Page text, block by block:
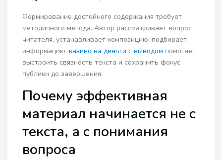
Формирование достойного содержания требует
методичного метода. Автор рассматривает вопрос
читателя, устанавливает композицию, подбирает
информацию.казино на деньги с выводом помогает
выстроить связность текста и сохранить фокус
публики до завершения.
Почему эффективная
материал начинается не с
текста, а с понимания
вопроса